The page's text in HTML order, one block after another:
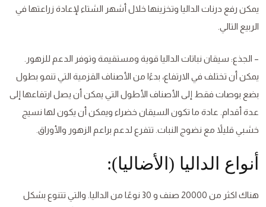
يمكن رفع درنات الداليا وتخزينها خلال أشهر الشتاء لإعادة زراعتها في
الربيع التالي.
– الجذع: سيقان نباتات الداليا قوية ومستقيمة وتوفر الدعم للزهور.
يمكن أن تختلف في الارتفاع، بدءًا من الأصناف القزمية التي تنمو بطول
بضع بوصات فقط إلى الأصناف الأطول التي يمكن أن يصل ارتفاعها إلى
عدة أقدام. عادة ما تكون السيقان خضراء ويمكن أن يكون لها نسيج
خشبي قليلاً مع نضوج النبات. تتفرع لدعم براعم الزهور والأوراق.
أنواع الداليا (الأضاليا):
هناك اكثر من 20000 صنف و 30 نوعًا من الداليا. والتي تتنوع بشكل